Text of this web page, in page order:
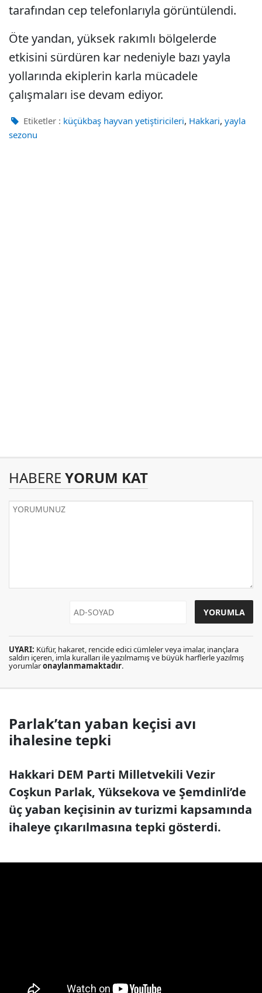
tarafından cep telefonlarıyla görüntülendi.
Öte yandan, yüksek rakımlı bölgelerde
etkisini sürdüren kar nedeniyle bazı yayla
yollarında ekiplerin karla mücadele
çalışmaları ise devam ediyor.
Etiketler : küçükbaş hayvan yetiştiricileri, Hakkari, yayla
sezonu
HABERE YORUM KAT
UYARI: Küfür, hakaret, rencide edici cümleler veya imalar, inançlara
saldırı içeren, imla kuralları ile yazılmamış ve büyük harflerle yazılmış
yorumlaronaylanmamaktadır.
Parlak’tan yaban keçisi avı
ihalesine tepki
Hakkari DEM Parti Milletvekili Vezir
Coşkun Parlak, Yüksekova ve Şemdinli’de
üç yaban keçisinin av turizmi kapsamında
ihaleye çıkarılmasına tepki gösterdi.